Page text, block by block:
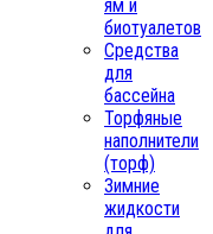
ям и
биотуалетов
Средства
для
бассейна
Торфяные
наполнители
(торф)
Зимние
жидкости